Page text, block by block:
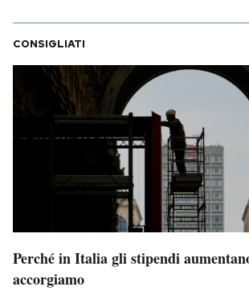
CONSIGLIATI
Perché in Italia gli stipendi
accorgiamo